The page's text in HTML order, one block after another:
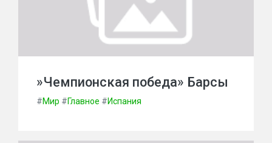
»Чемпионская победа» Барсы
#Мир #Главное #Испания